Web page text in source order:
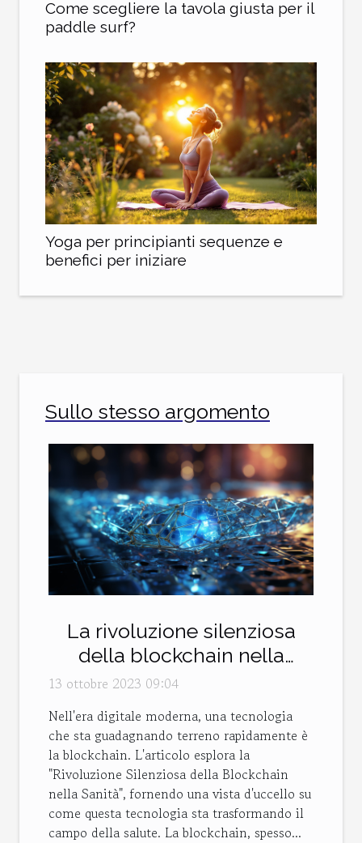
Come scegliere la tavola giusta per il
paddle surf?
Yoga per principianti sequenze e
benefici per iniziare
Sullo stesso argomento
La rivoluzione silenziosa
della blockchain nella
sanità
13 ottobre 2023 09:04
Nell'era digitale moderna, una tecnologia
che sta guadagnando terreno rapidamente è
la blockchain. L'articolo esplora la
"Rivoluzione Silenziosa della Blockchain
nella Sanità", fornendo una vista d'uccello su
come questa tecnologia sta trasformando il
campo della salute. La blockchain, spesso...